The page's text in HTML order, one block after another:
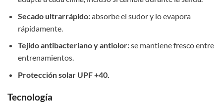
Secado ultrarrápido:absorbe el sudor y lo evapora
rápidamente.
Tejido antibacteriano y antiolor:se mantiene fresco entre
entrenamientos.
Protección solar UPF +40.
Tecnología